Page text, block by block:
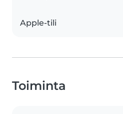
Apple-tili
Toiminta